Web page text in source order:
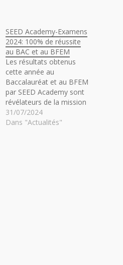
SEED Academy-Examens
2024: 100% de réussite
au BAC et au BFEM
Les résultats obtenus
cette année au
Baccalauréat et au BFEM
par SEED Academy sont
révélateurs de la mission
de la structure qui est de
permettre aux jeunes
31/07/2024
Dans "Actualités"